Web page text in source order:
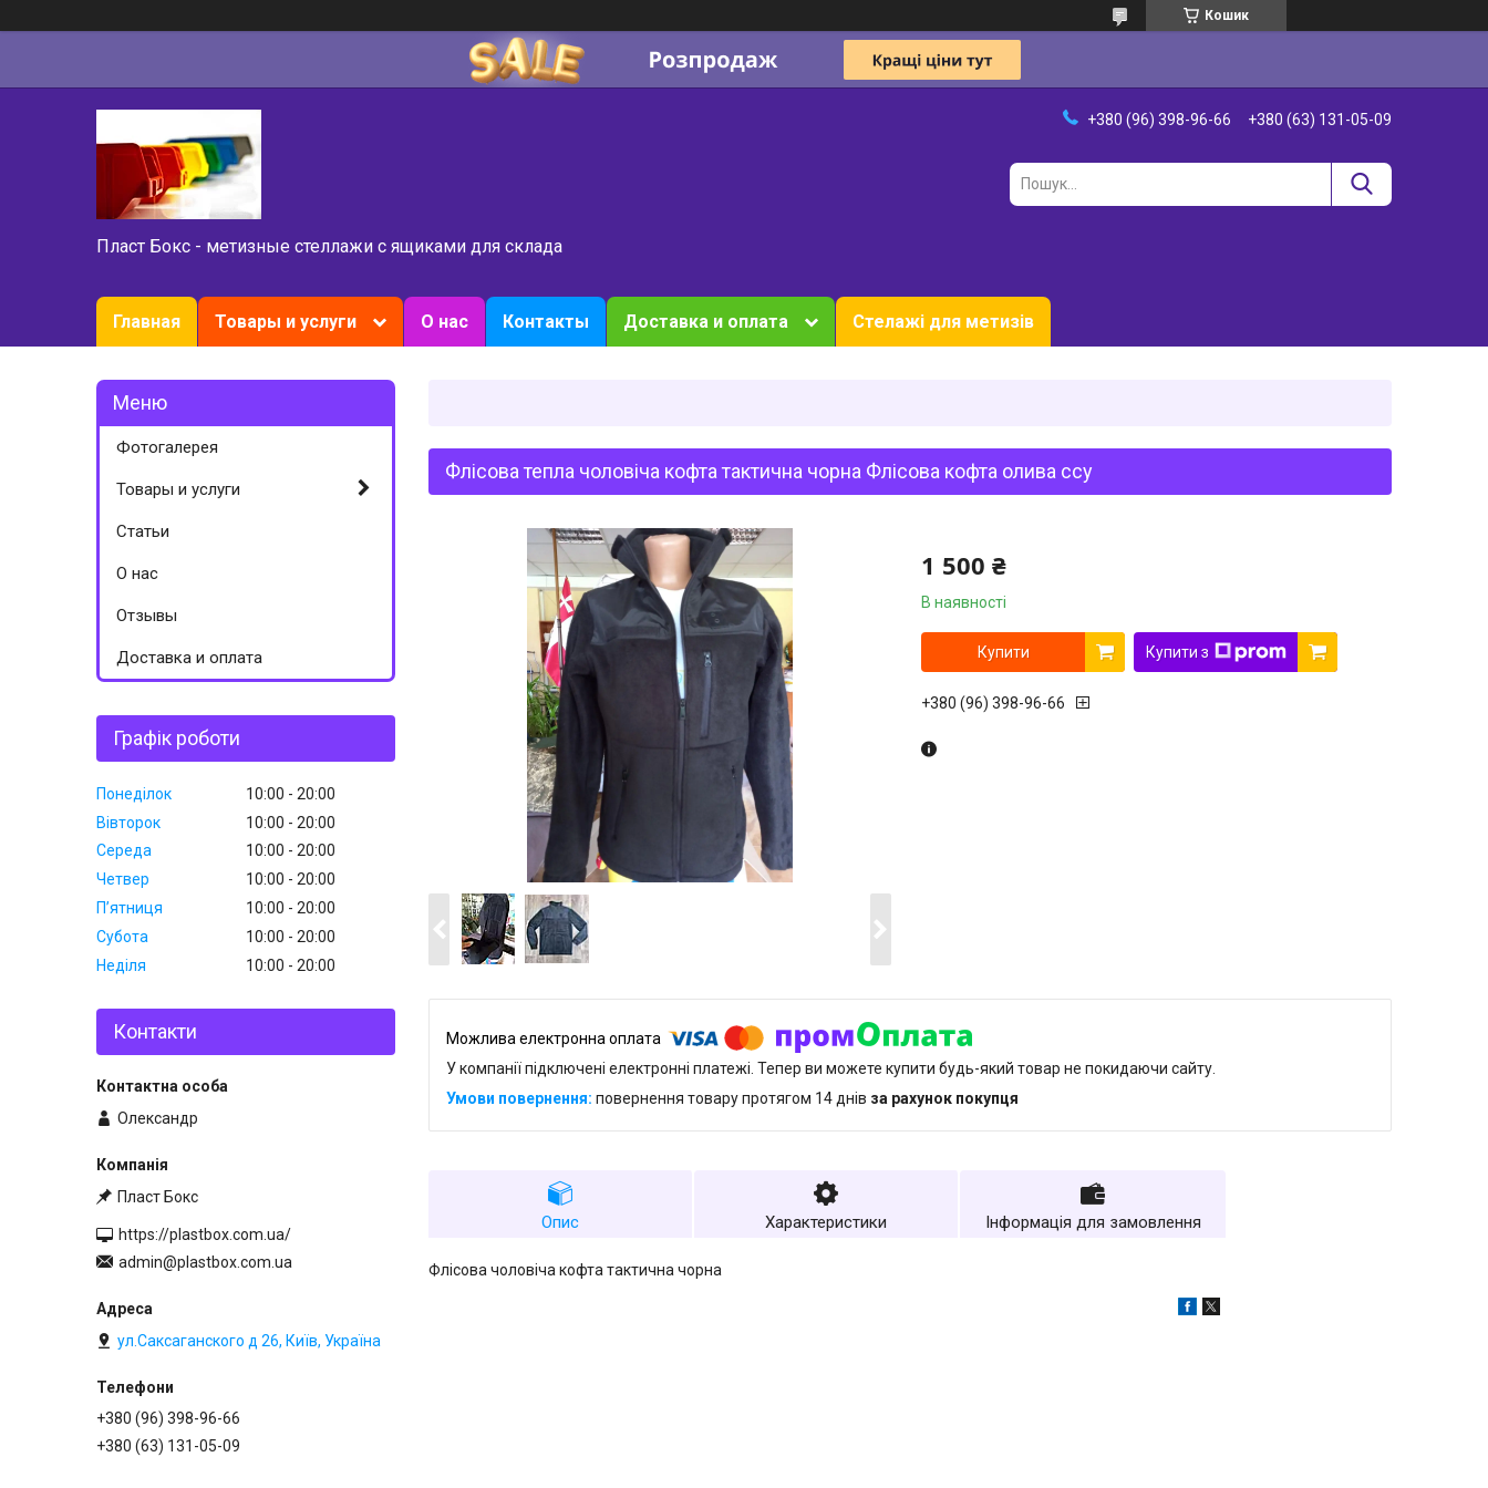
Кошик
Пласт Бокс - метизные стеллажи с ящиками для склада
+380 (96) 398-96-66 +380 (63) 131-05-09
Главная Товары и услуги О нас Контакты Доставка и оплата Стелажі для метизів
Флісова тепла чоловіча кофта тактична чорна Флісова кофта олива ссу
1 500 ₴
В наявності
Купити Купити з
+380 (96) 398-96-66
У компанії підключені електронні платежі. Тепер ви можете купити будь-який товар не покидаючи сайту.
повернення товару протягом 14 днів за рахунок покупця
Опис Характеристики Інформація для замовлення
Флісова чоловіча кофта тактична чорна
Фотогалерея
Товары и услуги
Статьи
О нас
Отзывы
Доставка и оплата
Графік роботи
Понеділок 10:00
20:00
Вівторок
10:00
20:00
Середа
10:00
20:00
Четвер
10:00
20:00
Пʼятниця
10:00
20:00
Субота
10:00
20:00
Неділя
10:00 20:00
Контакти
Олександр
Пласт Бокс
https://plastbox.com.ua/
admin@plastbox.com.ua
ул.Саксаганского д 26, Київ, Україна
+380 (96) 398-96-66
+380 (63) 131-05-09